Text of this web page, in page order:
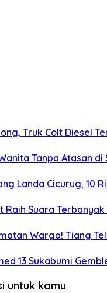
Truk Colt Diesel
Tanpa Atasan di
Landa Cicurug, 10
Raih Suara Terbanyak
Warga! Tiang
13 Sukabumi
untuk kamu